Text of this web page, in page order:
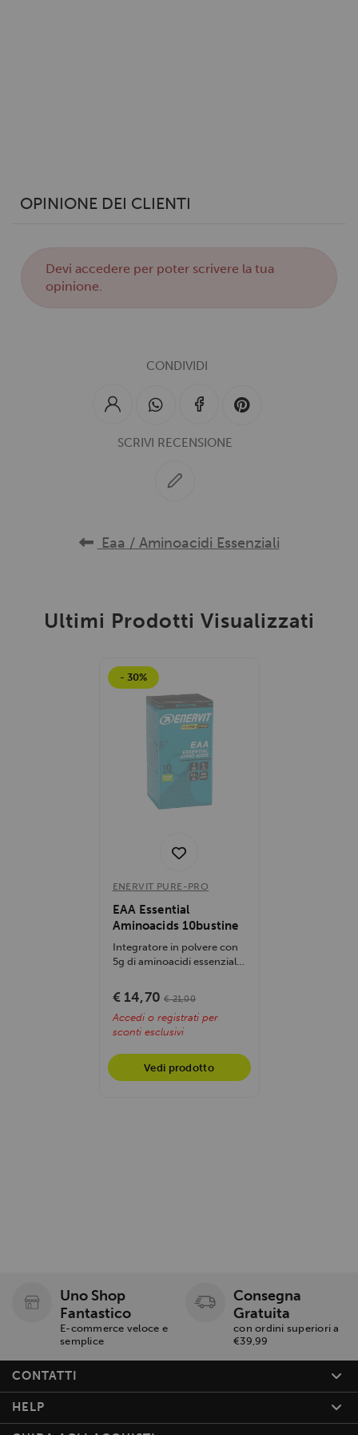
OPINIONE DEI CLIENTI
Deviaccedere per poter scrivere la tua
opinione.
CONDIVIDI
SCRIVI RECENSIONE
Eaa / Aminoacidi Essenziali
Ultimi Prodotti Visualizzati
- 30%
ENERVIT PURE-PRO
EAA Essential
Aminoacids 10bustine
Integratore in polvere con
5g di aminoacidi essenziali,
€ 14,70 € 21,00
Accedi o registrati per
sconti esclusivi
Vedi prodotto
Uno Shop
Fantastico
E-commerce veloce e
semplice
Consegna
Gratuita
con ordini superiori a
€39,99
CONTATTI
HELP